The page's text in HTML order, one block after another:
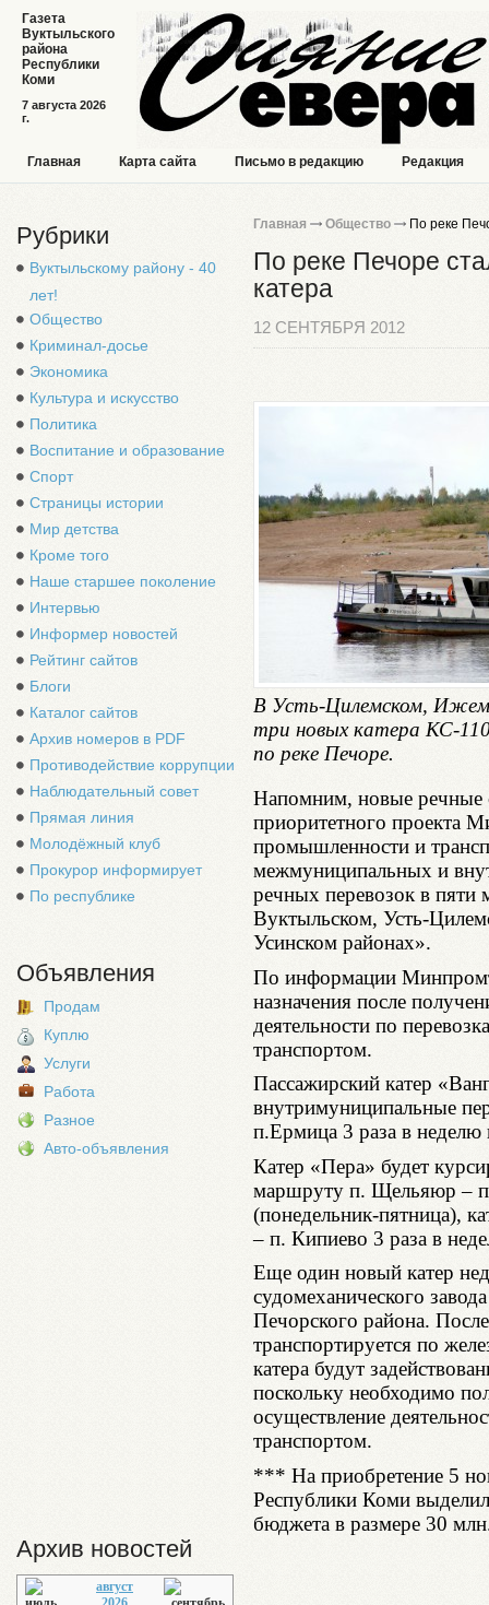
7 августа 2026
г.
Газета
Вуктыльского
района
Республики
Коми
Главная Карта сайта Письмо в редакцию Редакция
Рубрики
Вуктыльскому району - 40
лет!
Общество
Криминал-досье
Экономика
Культура и искусство
Политика
Воспитание и образование
Спорт
Страницы истории
Мир детства
Кроме того
Наше старшее поколение
Интервью
Информер новостей
Рейтинг сайтов
Блоги
Каталог сайтов
Архив номеров в PDF
Противодействие коррупции
Наблюдательный совет
Прямая линия
Молодёжный клуб
Прокурор информирует
По республике
Объявления
Продам
Куплю
Услуги
Работа
Разное
Авто-объявления
Архив новостей
август
Главная Общество По реке
По реке Печоре
катера
12 СЕНТЯБРЯ 2012
В Усть-Цилемском,
три новых катера КС-
по реке Печоре.
Напомним, новые речные
приоритетного проекта
промышленности и
межмуниципальных и
речных перевозок в пяти
Вуктыльском, Усть-
Усинском районах».
По информации
назначения после
деятельности по
транспортом.
Пассажирский катер
внутримуниципальные
п.Ермица 3 раза в неделю
Катер «Пера» будет
маршруту п. Щельяюр –
(понедельник-пятница),
– п. Кипиево 3 раза в
Еще один новый катер
судомеханического
Печорского района.
транспортируется по
катера будут
поскольку необходимо
осуществление
транспортом.
*** На приобретение 5
Республики Коми
бюджета в размере 30